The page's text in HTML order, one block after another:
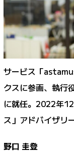
サービス「
クスに参画、執行
に就任。2022年
ス」アドバイザリ
野口 圭登